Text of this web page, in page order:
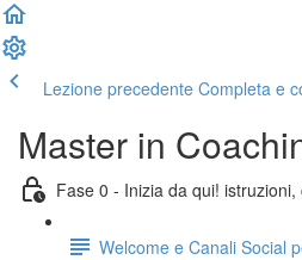
Lezione precedente Completa e
Master in
Fase 0 - Inizia da qui!
Welcome e Canali Social